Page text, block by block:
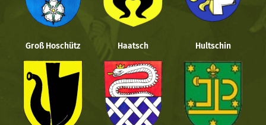
Groß Hoschütz Haatsch Hultschin